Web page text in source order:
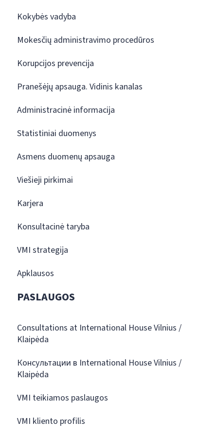
Kokybės vadyba
Mokesčių administravimo procedūros
Korupcijos prevencija
Pranešėjų apsauga. Vidinis kanalas
Administracinė informacija
Statistiniai duomenys
Asmens duomenų apsauga
Viešieji pirkimai
Karjera
Konsultacinė taryba
VMI strategija
Apklausos
PASLAUGOS
Consultations at International House Vilnius /
Klaipėda
Консультации в International House Vilnius /
Klaipėda
VMI teikiamos paslaugos
VMI kliento profilis